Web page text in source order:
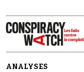
ANALYSES